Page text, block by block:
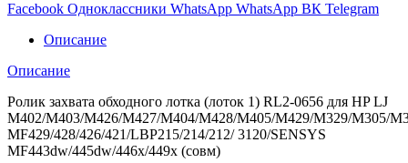
1)
RL2-
0656
для
LJ
M402/M403/M426/M427/M404/M428/M405/M429
Facebook Одноклассники WhatsApp WhatsApp ВК Telegram
Описание
Описание
Ролик захвата обходного лотка (лоток 1) RL2-0656 для HP LJ
M402/M403/M426/M427/M404/M428/M405/M429/M329/M305/
MF429/428/426/421/LBP215/214/212/ 3120/SENSYS
MF443dw/445dw/446x/449x (совм)